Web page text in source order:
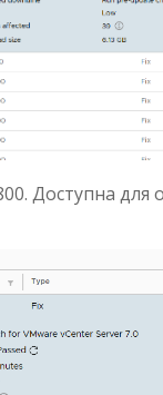
Доступна